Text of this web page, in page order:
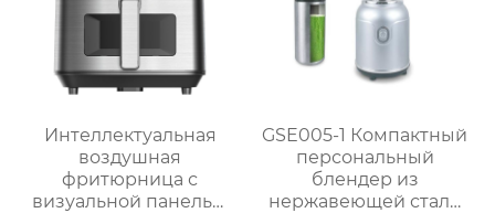
Интеллектуальная
воздушная
фритюрница с
визуальной панелью
GSE005-1 Компактный
персональный
блендер из
нержавеющей стали